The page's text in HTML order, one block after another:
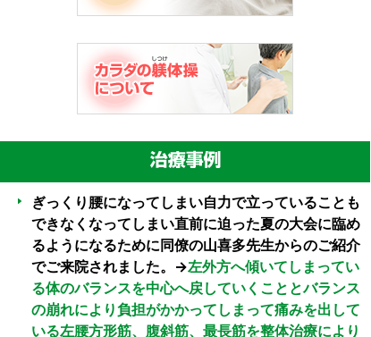
ぎっくり腰になってしまい自力で立っていることも
できなくなってしまい直前に迫った夏の大会に臨め
るようになるために同僚の山喜多先生からのご紹介
でご来院されました。→左外方へ傾いてしまってい
る体のバランスを中心へ戻していくこととバランス
の崩れにより負担がかかってしまって痛みを出して
いる左腰方形筋、腹斜筋、最長筋を整体治療により